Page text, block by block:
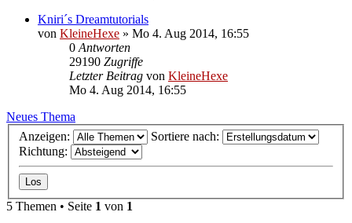
Kniri´s Dreamtutorials
von KleineHexe » Mo 4. Aug 2014, 16:55
0 Antworten
29190 Zugriffe
Letzter Beitrag von KleineHexe
Mo 4. Aug 2014, 16:55
Neues Thema
Anzeigen:
Sortiere nach:
Richtung:
5 Themen • Seite 1 von 1